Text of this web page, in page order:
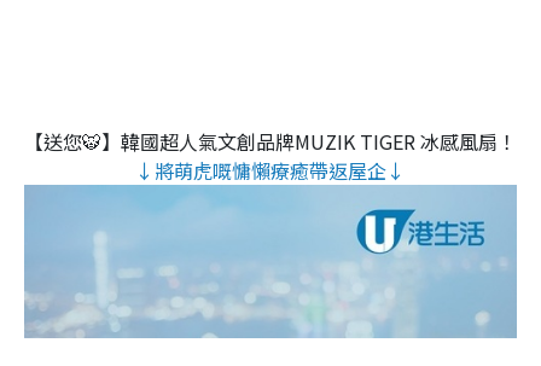
【送您🐯】韓國超人氣文創品牌MUZIK TIGER 冰感風扇！
↓將萌虎嘅慵懶療癒帶返屋企↓